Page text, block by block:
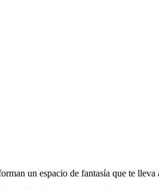
un espacio de fantasía que te